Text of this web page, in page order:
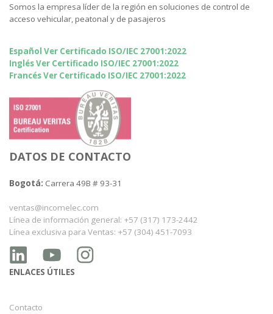
Somos la empresa líder de la región en soluciones de control de
acceso vehicular, peatonal y de pasajeros
Español Ver Certificado ISO/IEC 27001:2022
Inglés Ver Certificado ISO/IEC 27001:2022
Francés Ver Certificado ISO/IEC 27001:2022
DATOS DE CONTACTO
Bogotá: Carrera 49B # 93-31
ventas@incomelec.com
Línea de información general: +57 (317) 173-2442
Línea exclusiva para Ventas: +57 (304) 451-7093
ENLACES ÚTILES
Contacto